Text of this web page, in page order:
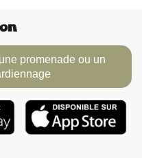
promenade ou un